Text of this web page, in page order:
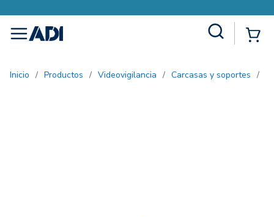
menu
Inicio / Productos / Videovigilancia / Carcasas y soportes /